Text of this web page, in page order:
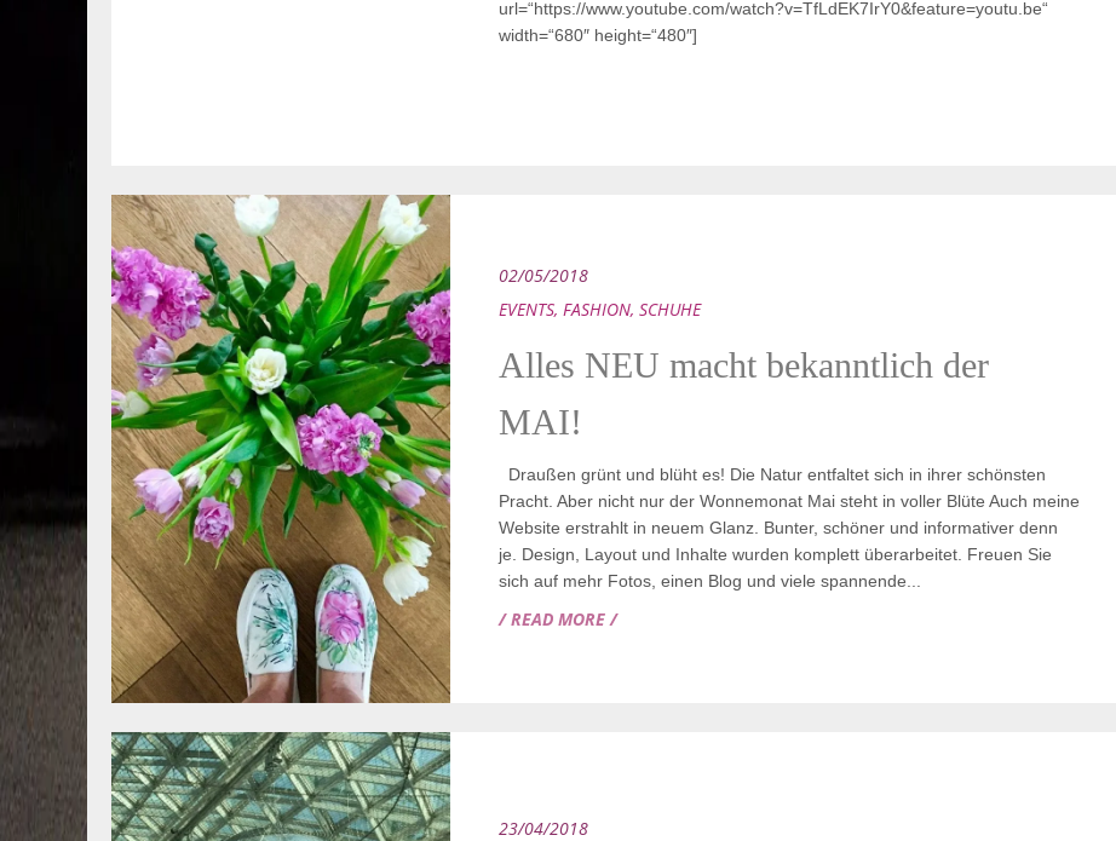
url=“https://www.youtube.com/watch?v=TfLdEK7IrY0&feature=youtu.be“
width=“680″ height=“480″]
02/05/2018
EVENTS, FASHION, SCHUHE
Alles NEU macht bekanntlich der
MAI!
Draußen grünt und blüht es! Die Natur entfaltet sich in ihrer schönsten
Pracht. Aber nicht nur der Wonnemonat Mai steht in voller Blüte Auch meine
Website erstrahlt in neuem Glanz. Bunter, schöner und informativer denn
je. Design, Layout und Inhalte wurden komplett überarbeitet. Freuen Sie
sich auf mehr Fotos, einen Blog und viele spannende...
/ READ MORE /
23/04/2018